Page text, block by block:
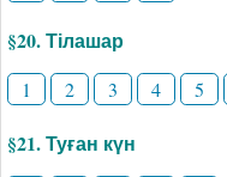
§20. Тілашар
1 2 3 4 5
§21. Туған күн